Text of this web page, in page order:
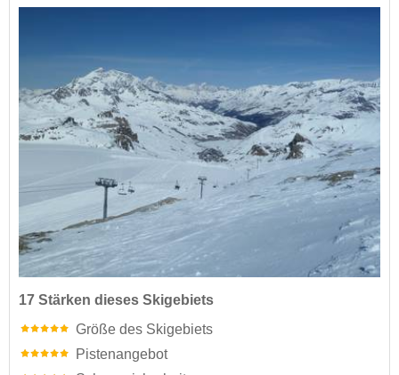
17 Stärken dieses Skigebiets
Größe des Skigebiets
Pistenangebot